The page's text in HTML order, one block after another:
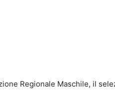
Regionale Maschile, il